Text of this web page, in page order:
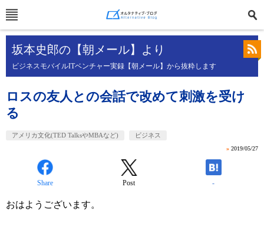
坂本史郎の【朝メール】より
ビジネスモバイルITベンチャー実録【朝メール】から抜粋します
ロスの友人との会話で改めて刺激を受け
る
アメリカ文化(TED TalksやMBAなど) ビジネス
» 2019/05/27
Share Post -
おはようございます。